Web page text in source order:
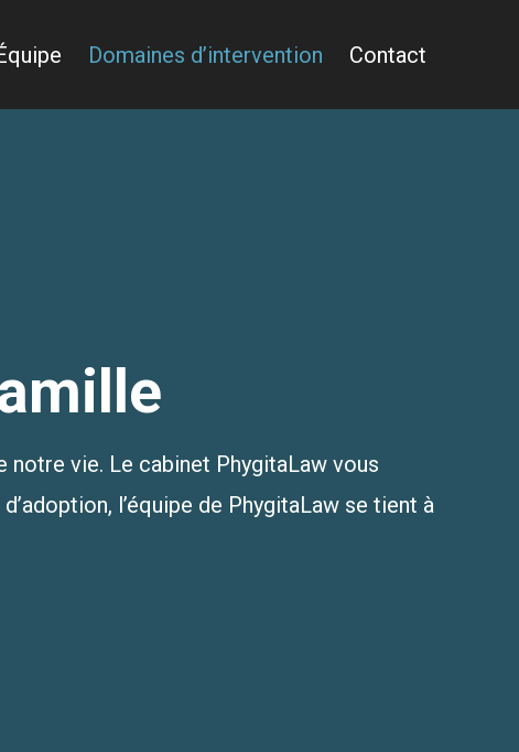
Domaines d’intervention Contact
notre vie. Le cabinet PhygitaLaw vous
l’équipe de PhygitaLaw se tient à